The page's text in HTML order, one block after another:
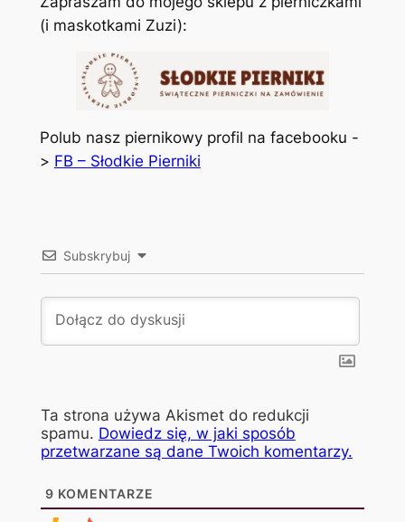
(i maskotkami Zuzi):
Polub nasz piernikowy profil na facebooku -
> FB – Słodkie Pierniki
Subskrybuj
Ta strona używa Akismet do redukcji
spamu. Dowiedz się, w jaki sposób
przetwarzane są dane Twoich komentarzy.
9 KOMENTARZE